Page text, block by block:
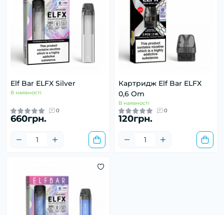
Elf Bar ELFX Silver
В наявності
0
660грн.
Картридж Elf Bar ELFX
0,6 Om
В наявності
0
120грн.